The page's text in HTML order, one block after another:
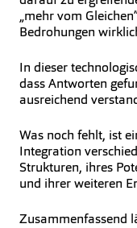
„mehr vom
Bedrohungen
In dieser
dass Antworten
ausreichend
Was noch fehlt, ist
Integration
Strukturen, ihres
und ihrer weiteren
Zusammenfassend